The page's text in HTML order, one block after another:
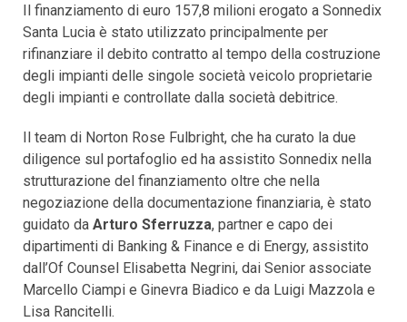
Il finanziamento di euro 157,8 milioni erogato a Sonnedix
Santa Lucia è stato utilizzato principalmente per
rifinanziare il debito contratto al tempo della costruzione
degli impianti delle singole società veicolo proprietarie
degli impianti e controllate dalla società debitrice.
Il team di Norton Rose Fulbright, che ha curato la due
diligence sul portafoglio ed ha assistito Sonnedix nella
strutturazione del finanziamento oltre che nella
negoziazione della documentazione finanziaria, è stato
guidato da Arturo Sferruzza, partner e capo dei
dipartimenti di Banking & Finance e di Energy, assistito
dall’Of Counsel Elisabetta Negrini, dai Senior associate
Marcello Ciampi e Ginevra Biadico e da Luigi Mazzola e
Lisa Rancitelli.